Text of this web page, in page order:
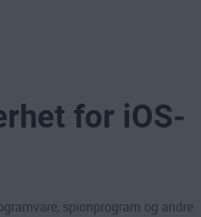
for iOS-
spionprogram og andre